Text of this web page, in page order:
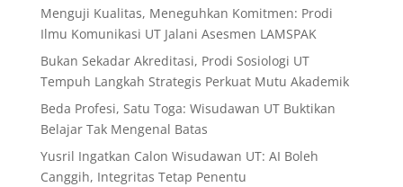
Menguji Kualitas, Meneguhkan Komitmen: Prodi
Ilmu Komunikasi UT Jalani Asesmen LAMSPAK
Bukan Sekadar Akreditasi, Prodi Sosiologi UT
Tempuh Langkah Strategis Perkuat Mutu Akademik
Beda Profesi, Satu Toga: Wisudawan UT Buktikan
Belajar Tak Mengenal Batas
Yusril Ingatkan Calon Wisudawan UT: AI Boleh
Canggih, Integritas Tetap Penentu